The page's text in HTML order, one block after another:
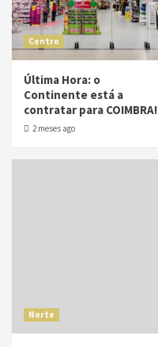
Centro
Última Hora: o
Continente está a
contratar para COIMBRA!
2 meses ago
Norte